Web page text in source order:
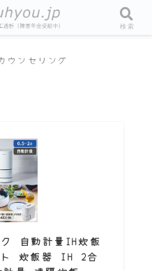
ウンセリング
ク 自動計量IH炊飯
炊飯器 IH 2合
検索